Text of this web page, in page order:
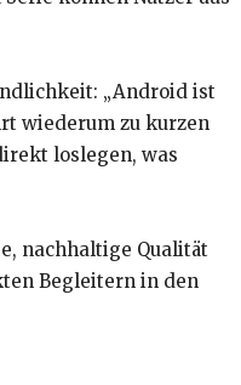
„Android ist
wiederum zu kurzen
loslegen, was
nachhaltige Qualität
Begleitern in den